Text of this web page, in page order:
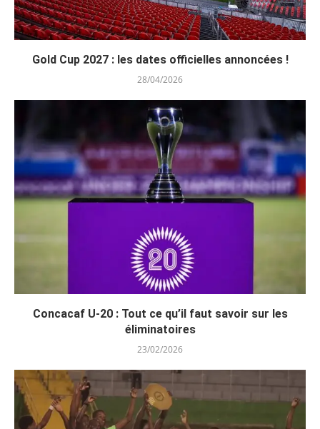
Gold Cup 2027 : les dates officielles annoncées !
28/04/2026
Concacaf U-20 : Tout ce qu’il faut savoir sur les
éliminatoires
23/02/2026